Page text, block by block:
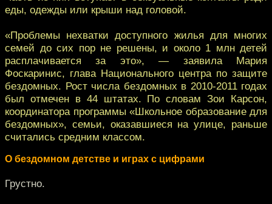
еды, одежды или крыши над головой.
«Проблемы нехватки доступного жилья для многих
семей до сих пор не решены, и около 1 млн детей
расплачивается за это», — заявила Мария
Фоскаринис, глава Национального центра по защите
бездомных. Рост числа бездомных в 2010-2011 годах
был отмечен в 44 штатах. По словам Зои Карсон,
координатора программы «Школьное образование для
бездомных», семьи, оказавшиеся на улице, раньше
считались средним классом.
О бездомном детстве и играх с цифрами
Грустно.